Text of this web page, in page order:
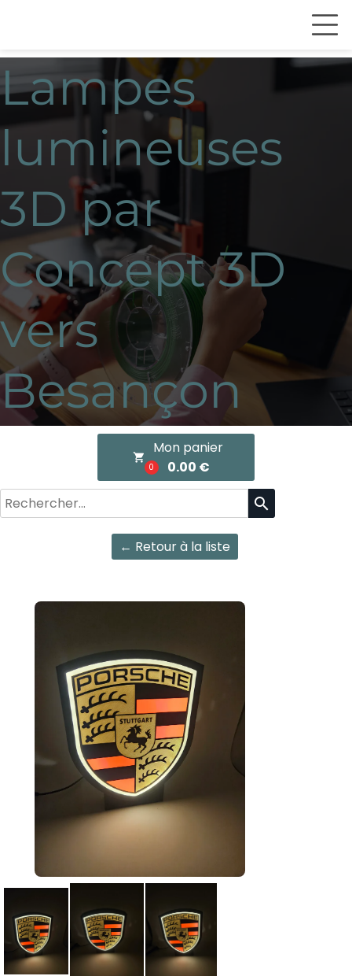
Lampes
lumineuses
3D par
Concept 3D
vers
Besançon
local_grocery_store
0
Mon panier
0.00 €
search
← Retour à la liste